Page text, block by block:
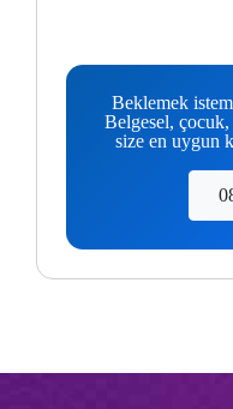
Beklemek
Belgesel,
size en uygun